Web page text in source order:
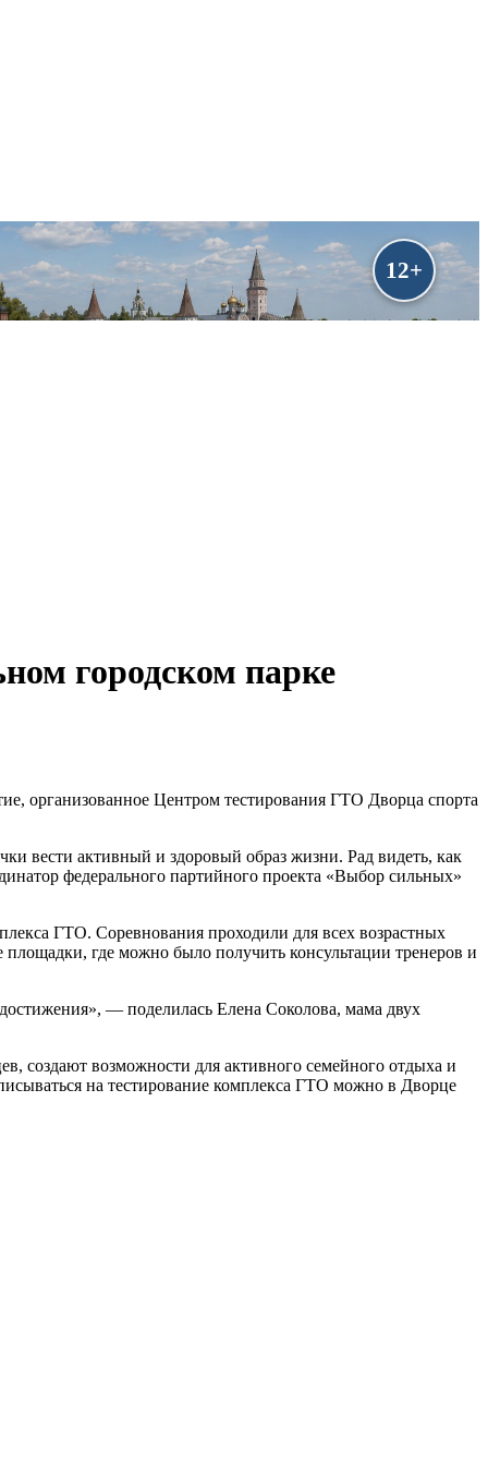
городском парке
организованное Центром тестирования ГТО Дворца спорта
вести активный и здоровый образ жизни. Рад видеть, как
федерального партийного проекта «Выбор сильных»
ГТО. Соревнования проходили для всех возрастных
где можно было получить консультации тренеров и
— поделилась Елена Соколова, мама двух
создают возможности для активного семейного отдыха и
на тестирование комплекса ГТО можно в Дворце